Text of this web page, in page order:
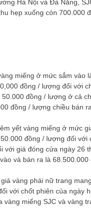
Hà Nội và Đà Nẵng,
hẹp xuống còn 700.000
miếng ở mức sắm vào
đồng / lượng đối với
đồng / lượng ở cả
đồng / lượng chiều bán
yết vàng miếng ở mức
đồng / lượng đối với
với giá đóng cửa ngày 26
và bán ra là 68.500.000
vàng phái nữ trang
với chốt phiên của ngày
miếng SJC và vàng